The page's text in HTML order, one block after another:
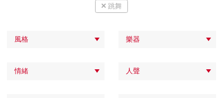
× 跳舞
風格 樂器
情緒 人聲